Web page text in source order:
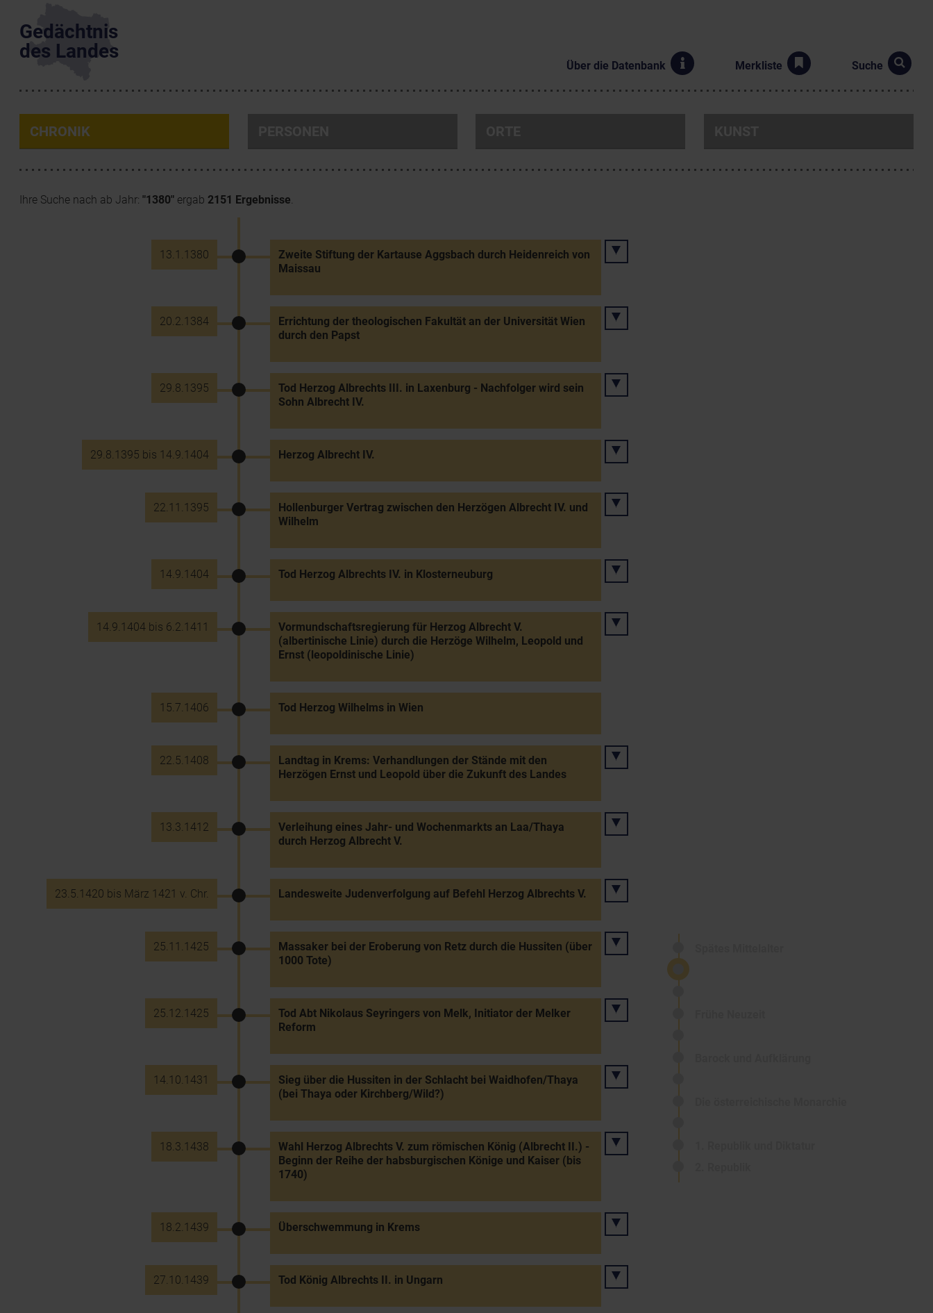
Gedächtnis
des Landes
Über die Datenbank Merkliste Suche
CHRONIK
Ihre Suche nach ab Jahr: "1380" ergab 2151 Ergebnisse.
13.1.1380
Zweite Stiftung der Kartause Aggsbach durch Heidenreich von
Maissau
20.2.1384
Errichtung der theologischen Fakultät an der Universität Wien
durch den Papst
29.8.1395
Tod Herzog Albrechts III. in Laxenburg - Nachfolger wird sein
Sohn Albrecht IV.
29.8.1395 bis 14.9.1404 Herzog Albrecht IV.
22.11.1395
Hollenburger Vertrag zwischen den Herzögen Albrecht IV. und
Wilhelm
14.9.1404 Tod Herzog Albrechts IV. in Klosterneuburg
14.9.1404 bis 6.2.1411
Vormundschaftsregierung für Herzog Albrecht V.
(albertinische Linie) durch die Herzöge Wilhelm, Leopold und
Ernst (leopoldinische Linie)
15.7.1406 Tod Herzog Wilhelms in Wien
22.5.1408
Landtag in Krems: Verhandlungen der Stände mit den
Herzögen Ernst und Leopold über die Zukunft des Landes
13.3.1412
Verleihung eines Jahr- und Wochenmarkts an Laa/Thaya
durch Herzog Albrecht V.
23.5.1420 bis März 1421 v. Chr. Landesweite Judenverfolgung auf Befehl Herzog Albrechts V.
25.11.1425
Massaker bei der Eroberung von Retz durch die Hussiten (über
1000 Tote)
25.12.1425
Tod Abt Nikolaus Seyringers von Melk, Initiator der Melker
Reform
14.10.1431
Sieg über die Hussiten in der Schlacht bei Waidhofen/Thaya
(bei Thaya oder Kirchberg/Wild?)
18.3.1438
Wahl Herzog Albrechts V. zum römischen König (Albrecht II.) -
Beginn der Reihe der habsburgischen Könige und Kaiser (bis
1740)
18.2.1439 Überschwemmung in Krems
27.10.1439 Tod König Albrechts II. in Ungarn